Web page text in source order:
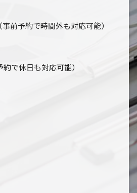
前予約で時間外も対応可能）
で休日も対応可能）